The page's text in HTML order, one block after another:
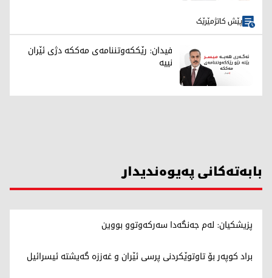
پێش کاتژمێرێک
فیدان: رێککەوتننامەی مەککە دژی ئێران
نییە
بابەتەکانی پەیوەندیدار
پزیشکیان: لەم جەنگەدا سەرکەوتوو بووین
براد کوپەر بۆ تاوتوێکردنی پرسی ئێران و غەززە گەیشتە ئیسرائیل